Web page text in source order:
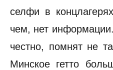
селфи в
чем, нет
честно, помнят не
Минское гетто